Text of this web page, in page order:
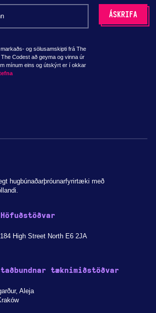
og sölusamskipti frá The
Codest að geyma og vinna úr
mínum eins og útskýrt er í okkar
hugbúnaðarþróunarfyrirtæki með
High Street North E6 2JA
tæknimiðstöðvar
Aleja